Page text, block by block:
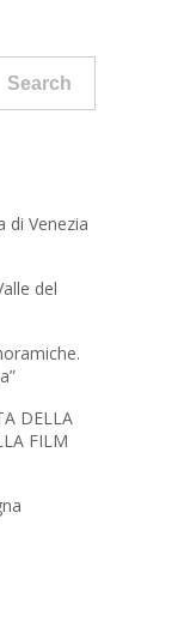
Search
di Venezia
del
DELLA
FILM